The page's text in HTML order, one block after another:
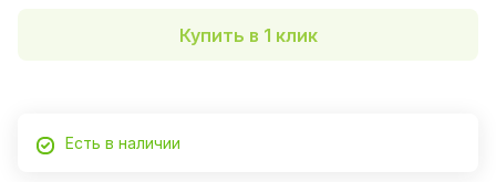
Купить в 1 клик
Есть в наличии